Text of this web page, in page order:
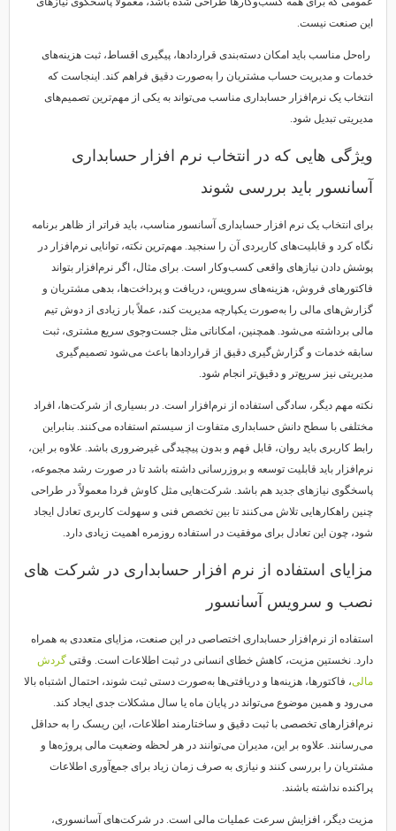
این صنعت نیست.
راه‌حل مناسب باید امکان دسته‌بندی قراردادها، پیگیری اقساط، ثبت هزینه‌های
خدمات و مدیریت حساب مشتریان را به‌صورت دقیق فراهم کند. اینجاست که
انتخاب یک نرم‌افزار حسابداری مناسب می‌تواند به یکی از مهم‌ترین تصمیم‌های
مدیریتی تبدیل شود.
ویژگی هایی که در انتخاب نرم افزار حسابداری
آسانسور باید بررسی شوند
برای انتخاب یک نرم افزار حسابداری آسانسور مناسب، باید فراتر از ظاهر برنامه
نگاه کرد و قابلیت‌های کاربردی آن را سنجید. مهم‌ترین نکته، توانایی نرم‌افزار در
پوشش دادن نیازهای واقعی کسب‌وکار است. برای مثال، اگر نرم‌افزار بتواند
فاکتورهای فروش، هزینه‌های سرویس، دریافت و پرداخت‌ها، بدهی مشتریان و
گزارش‌های مالی را به‌صورت یکپارچه مدیریت کند، عملاً بار زیادی از دوش تیم
مالی برداشته می‌شود. همچنین، امکاناتی مثل جست‌وجوی سریع مشتری، ثبت
سابقه خدمات و گزارش‌گیری دقیق از قراردادها باعث می‌شود تصمیم‌گیری
مدیریتی نیز سریع‌تر و دقیق‌تر انجام شود.
نکته مهم دیگر، سادگی استفاده از نرم‌افزار است. در بسیاری از شرکت‌ها، افراد
مختلفی با سطح دانش حسابداری متفاوت از سیستم استفاده می‌کنند. بنابراین
رابط کاربری باید روان، قابل فهم و بدون پیچیدگی غیرضروری باشد. علاوه بر این،
نرم‌افزار باید قابلیت توسعه و بروزرسانی داشته باشد تا در صورت رشد مجموعه،
پاسخگوی نیازهای جدید هم باشد. شرکت‌هایی مثل کاوش فردا معمولاً در طراحی
چنین راهکارهایی تلاش می‌کنند تا بین تخصص فنی و سهولت کاربری تعادل ایجاد
شود، چون این تعادل برای موفقیت در استفاده روزمره اهمیت زیادی دارد.
مزایای استفاده از نرم افزار حسابداری در شرکت های
نصب و سرویس آسانسور
استفاده از نرم‌افزار حسابداری اختصاصی در این صنعت، مزایای متعددی به همراه
دارد. نخستین مزیت، کاهش خطای انسانی در ثبت اطلاعات است. وقتی گردش
مالی، فاکتورها، هزینه‌ها و دریافتی‌ها به‌صورت دستی ثبت شوند، احتمال اشتباه بالا
می‌رود و همین موضوع می‌تواند در پایان ماه یا سال مشکلات جدی ایجاد کند.
نرم‌افزارهای تخصصی با ثبت دقیق و ساختارمند اطلاعات، این ریسک را به حداقل
می‌رسانند. علاوه بر این، مدیران می‌توانند در هر لحظه وضعیت مالی پروژه‌ها و
مشتریان را بررسی کنند و نیازی به صرف زمان زیاد برای جمع‌آوری اطلاعات
پراکنده نداشته باشند.
مزیت دیگر، افزایش سرعت عملیات مالی است. در شرکت‌های آسانسوری،